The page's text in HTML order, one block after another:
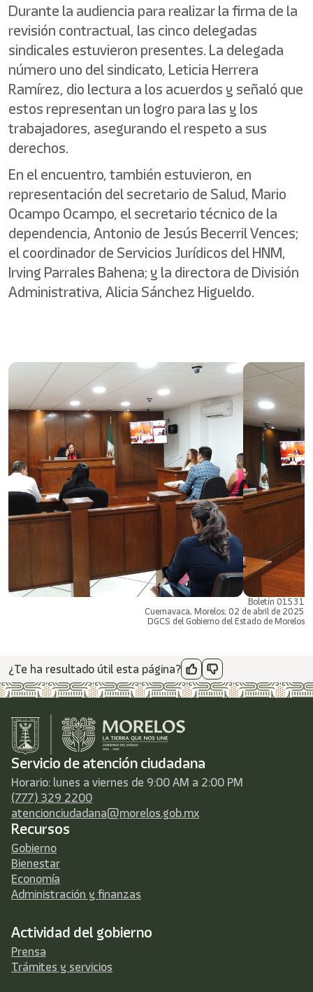
Durante la audiencia para realizar la firma de la
revisión contractual, las cinco delegadas
sindicales estuvieron presentes. La delegada
número uno del sindicato, Leticia Herrera
Ramírez, dio lectura a los acuerdos y señaló que
estos representan un logro para las y los
trabajadores, asegurando el respeto a sus
derechos.
En el encuentro, también estuvieron, en
representación del secretario de Salud, Mario
Ocampo Ocampo, el secretario técnico de la
dependencia, Antonio de Jesús Becerril Vences;
el coordinador de Servicios Jurídicos del HNM,
Irving Parrales Bahena; y la directora de División
Administrativa, Alicia Sánchez Higueldo.
Boletín 01531
Cuernavaca, Morelos; 02 de abril de 2025
DGCS del Gobierno del Estado de Morelos
¿Te ha resultado útil esta página?
Servicio de atención ciudadana
Horario: lunes a viernes de 9:00 AM a 2:00 PM
(777) 329 2200
atencionciudadana@morelos.gob.mx
Recursos
Gobierno
Bienestar
Economía
Administración y finanzas
Actividad del gobierno
Prensa
Trámites y servicios